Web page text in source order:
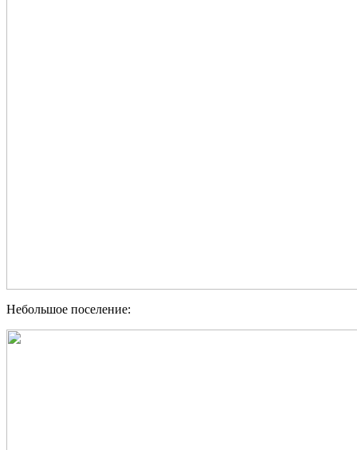
Небольшое поселение: